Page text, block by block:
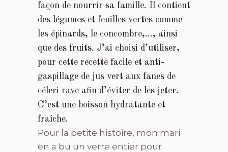
façon de nourrir sa famille. Il contient
des légumes et feuilles vertes comme
les épinards, le concombre,…, ainsi
que des fruits. J’ai choisi d’utiliser,
pour cette recette facile et anti-
gaspillage de jus vert aux fanes de
céleri rave afin d’éviter de les jeter.
C’est une boisson hydratante et
fraîche.
Pour la petite histoire, mon mari
en a bu un verre entier pour